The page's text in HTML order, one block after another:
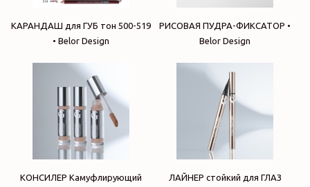
КАРАНДАШ для ГУБ тон 500-519
• Belor Design
РИСОВАЯ ПУДРА-ФИКСАТОР •
Belor Design
КОНСИЛЕР Камуфлирующий
ЛАЙНЕР стойкий для ГЛАЗ